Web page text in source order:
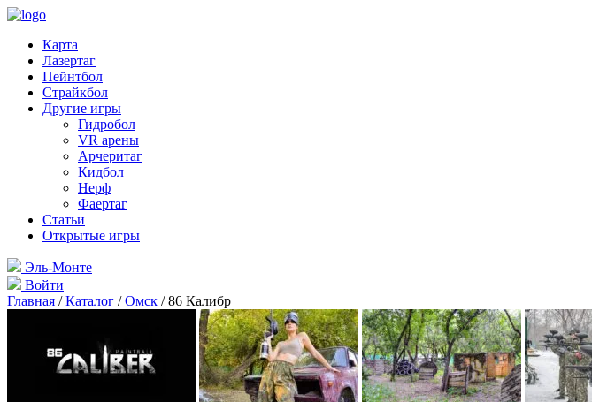
Карта
Лазертаг
Пейнтбол
Страйкбол
Другие игры
Гидробол
VR арены
Арчеритаг
Кидбол
Нерф
Фаертаг
Статьи
Открытые игры
Эль-Монте
Войти
Главная /Каталог /Омск /86 Калибр